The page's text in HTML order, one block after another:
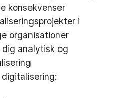
konsekvenser
i
organisationer
analytisk og